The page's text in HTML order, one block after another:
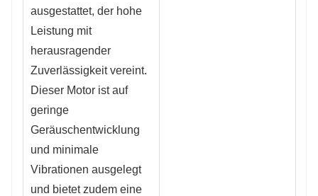
ausgestattet, der hohe
Leistung mit
herausragender
Zuverlässigkeit vereint.
Dieser Motor ist auf
geringe
Geräuschentwicklung
und minimale
Vibrationen ausgelegt
und bietet zudem eine